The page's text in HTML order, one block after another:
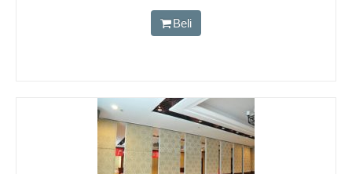
CARI PARTISI PENYEKAT RUANGAN KEDAP SUARA UNTUK RUANG KELAS KAMPUS
Beli